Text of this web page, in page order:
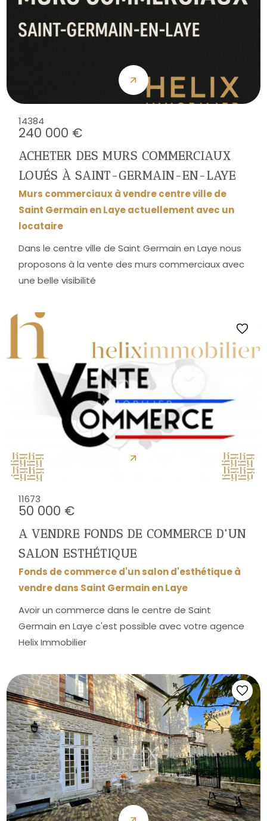
14384
240 000 €
ACHETER DES MURS COMMERCIAUX
LOUÉS À SAINT-GERMAIN-EN-LAYE
Murs commerciaux à vendre centre ville de
Saint Germain en Laye actuellement avec un
locataire
Dans le centre ville de Saint Germain en Laye nous
proposons à la vente des murs commerciaux avec
une belle visibilité
11673
50 000 €
A VENDRE FONDS DE COMMERCE D'UN
SALON ESTHÉTIQUE
Fonds de commerce d'un salon d'esthétique à
vendre dans Saint Germain en Laye
Avoir un commerce dans le centre de Saint
Germain en Laye c'est possible avec votre agence
Helix Immobilier